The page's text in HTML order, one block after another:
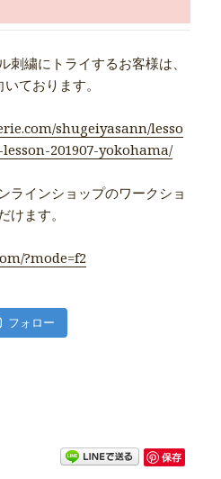
刺繍にトライするお客様は、
ております。
shugeiyasann/lesso
201907-yokohama/
ラインショップのワークショ
けます。
?mode=f2
フォロー
保存